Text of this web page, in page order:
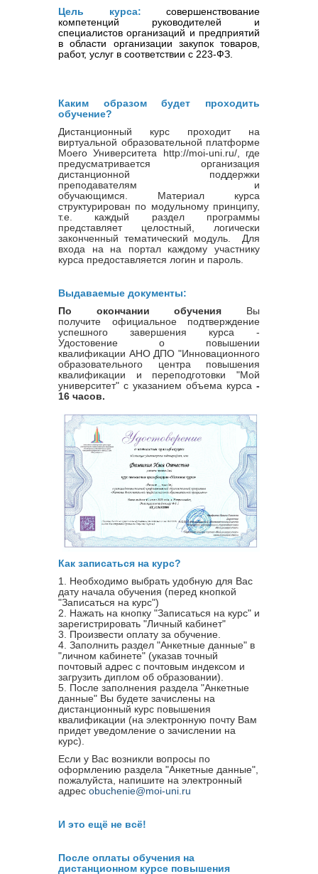
Цель курса:
совершенствование
компетенций руководителей и
специалистов организаций и предприятий
в области организации закупок товаров,
работ, услуг в соответствии с 223-ФЗ.
Каким образом будет проходить
обучение?
Дистанционный курс проходит на
виртуальной образовательной платформе
Моего Университета http://moi-uni.ru/, где
предусматривается организация
дистанционной поддержки
преподавателям и
обучающимся. Материал курса
структурирован по модульному принципу,
т.е. каждый раздел программы
представляет целостный, логически
законченный тематический модуль. Для
входа на на портал каждому участнику
курса предоставляется логин и пароль.
Выдаваемые документы:
По окончании обучения Вы
получите официальное подтверждение
успешного завершения курса -
Удостовение о повышении
квалификации АНО ДПО "Инновационного
образовательного центра повышения
квалификации и переподготовки "Мой
университет" с указанием объема курса -
16 часов.
Как записаться на курс?
1. Необходимо выбрать удобную для Вас
дату начала обучения (перед кнопкой
"Записаться на курс")
2. Нажать на кнопку "Записаться на курс" и
зарегистрировать "Личный кабинет"
3. Произвести оплату за обучение.
4. Заполнить раздел "Анкетные данные" в
"личном кабинете" (указав точный
почтовый адрес с почтовым индексом и
загрузить диплом об образовании).
5. После заполнения раздела "Анкетные
данные" Вы будете зачислены на
дистанционный курс повышения
квалификации (на электронную почту Вам
придет уведомление о зачислении на
курс).
Если у Вас возникли вопросы по
оформлению раздела "Анкетные данные",
пожалуйста, напишите на электронный
адрес obuchenie@moi-uni.ru
И это ещё не всё!
После оплаты обучения на
дистанционном курсе повышения